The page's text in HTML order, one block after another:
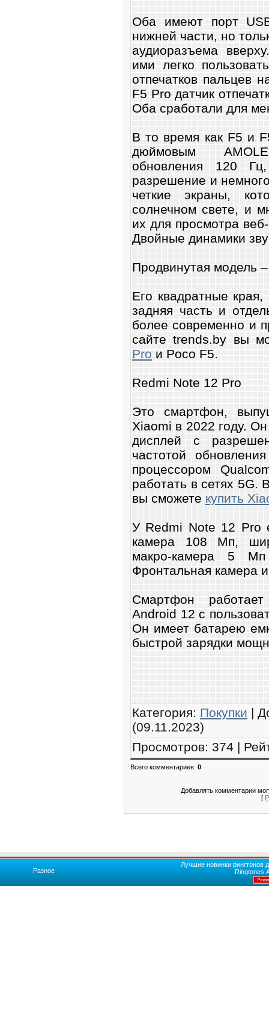
Оба имеют порт
нижней части, но
аудиоразъема
ими легко
отпечатков пальцев
F5 Pro датчик
Оба сработали для
В то время как F5 и
дюймовым
обновления 120
разрешение и
четкие экраны,
солнечном свете, и
их для просмотра
Двойные динамики
Продвинутая модель
Его квадратные
задняя часть и
более современно и
сайте trends.by вы
Pro и Poco F5.
Redmi Note 12 Pro
Это смартфон,
Xiaomi в 2022 году.
дисплей с
частотой
процессором
работать в сетях
вы сможете купить
У Redmi Note 12 Pro
камера 108 Мп,
макро-камера 5
Фронтальная камера
Смартфон
Android 12 с
Он имеет батарею
быстрой зарядки
Категория: Покупки |
(09.11.2023)
Просмотров: 374 |
Всего комментариев: 0
Добавлять комментарии
[
Разное
Лучшие новинки рингтонов